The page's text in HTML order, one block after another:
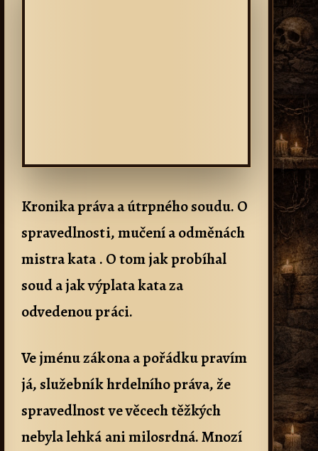
Kronika práva a útrpného soudu. O
spravedlnosti, mučení a odměnách
mistra kata . O tom jak probíhal
soud a jak výplata kata za
odvedenou práci.
Ve jménu zákona a pořádku pravím
já, služebník hrdelního práva, že
spravedlnost ve věcech těžkých
nebyla lehká ani milosrdná. Mnozí